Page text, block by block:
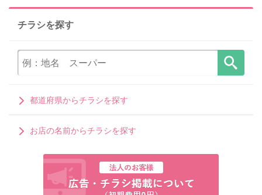
チラシを探す
都道府県からチラシを探す
お店の名前からチラシを探す